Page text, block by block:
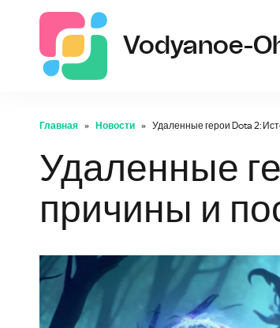
Vodyanoe-
Главная Новости Удаленные герои Dota 2:
Удаленные
причины и